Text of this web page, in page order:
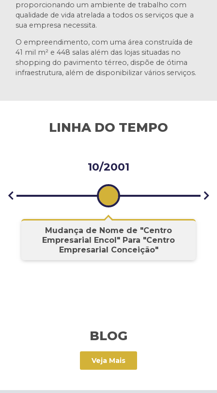
proporcionando um ambiente de trabalho com
qualidade de vida atrelada a todos os serviços que a
sua empresa necessita.
O empreendimento, com uma área construída de
41 mil m² e 448 salas além das lojas situadas no
shopping do pavimento térreo, dispõe de ótima
infraestrutura, além de disponibilizar vários serviços.
LINHA DO TEMPO
10/2001
Mudança de Nome de "Centro
Empresarial Encol" Para "Centro
Empresarial Conceição"
BLOG
Veja Mais